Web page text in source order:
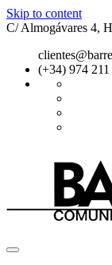
Skip to content
C/ Almogávares 4,
(+34) 974